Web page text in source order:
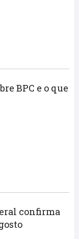
BPC e o que
confirma